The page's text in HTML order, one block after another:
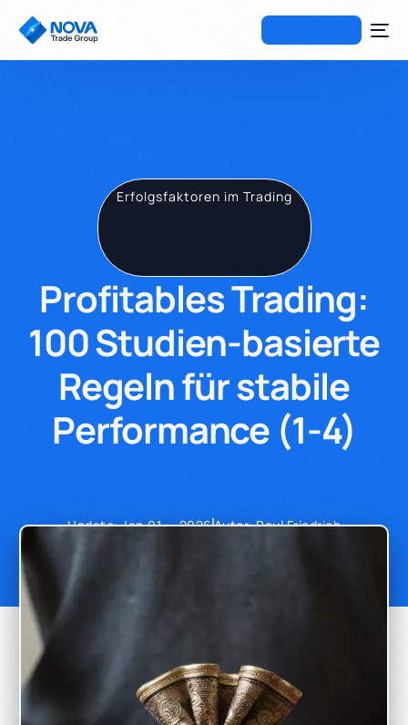
Erfolgsfaktoren im Trading
Profitables Trading:
100 Studien-basierte
Regeln für stabile
Performance (1-4)
Update: Jan.01 — 2026Autor: Paul Friedrich